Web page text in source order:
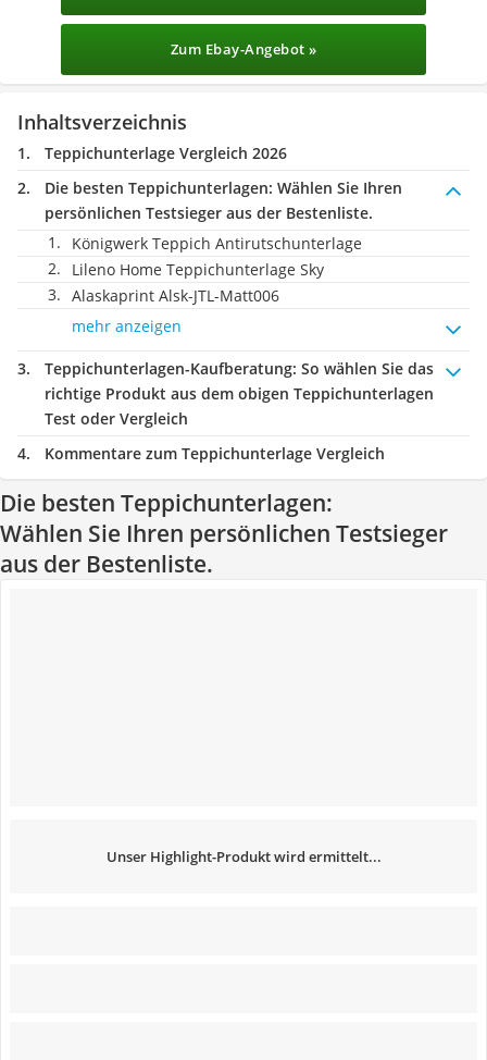
Zum Ebay-Angebot »
Inhaltsverzeichnis
Teppichunterlage Vergleich 2026
Die besten Teppichunterlagen: Wählen Sie Ihren
persönlichen Testsieger aus der Bestenliste.
Königwerk Teppich Antirutschunterlage
Lileno Home Teppichunterlage Sky
Alaskaprint Alsk-JTL-Matt006
mehr anzeigen
Teppichunterlagen-Kaufberatung: So wählen Sie das
richtige Produkt aus dem obigen Teppichunterlagen
Test oder Vergleich
Kommentare zum Teppichunterlage Vergleich
Die besten Teppichunterlagen:
Wählen Sie Ihren persönlichen Testsieger
aus der Bestenliste.
Unser Highlight-Produkt wird ermittelt...